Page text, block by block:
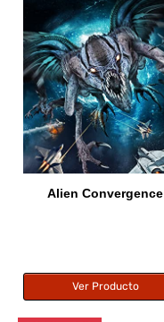
Alien Convergence
Ver Producto